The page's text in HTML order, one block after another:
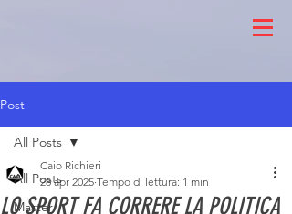
Post
All Posts
Master
All Posts
LO SPORT FA CORRERE LA POLITICA
Caio Richieri
28 apr 2025 Tempo di lettura: 1 min